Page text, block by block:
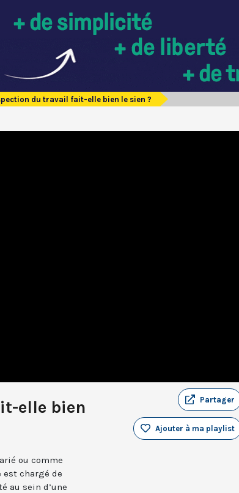
du travail fait-elle bien le sien ?
elle bien
Partager
Ajouter à ma playlist
ou comme
est chargé de
au sein d’une